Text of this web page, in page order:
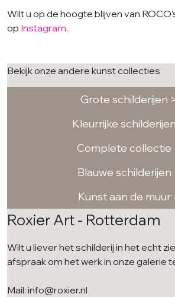
Wilt u op de hoogte blijven van
op Instagram.
Bekijk onze andere kunst collecties
Grote schilderijen
Kleurrijke
Complete collectie
Blauwe schilderijen
Kunst aan de muur
Roxier Art - Rotterdam
Wilt u liever het schilderij in het echt
afspraak om het werk in onze galerie
Mail: info@roxier.nl